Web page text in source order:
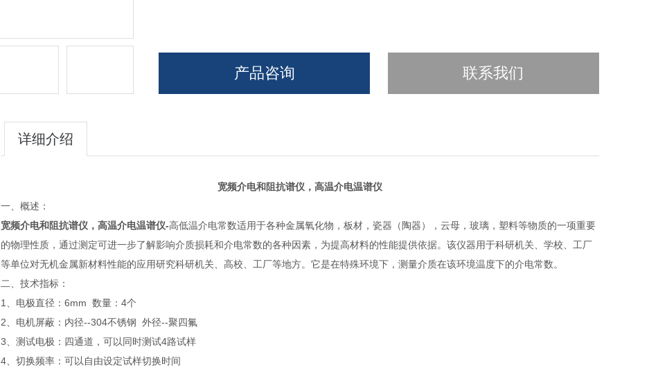
产品咨询 联系我们
详细介绍
宽频介电和阻抗谱仪，高温介电温谱仪
一、概述：
宽频介电和阻抗谱仪，高温介电温谱仪-高低温介电常数适用于各种金属氧化物，板材，瓷器（陶器），云母，玻璃，塑料等物质的一项重要
的物理性质，通过测定可进一步了解影响介质损耗和介电常数的各种因素，为提高材料的性能提供依据。该仪器用于科研机关、学校、工厂
等单位对无机金属新材料性能的应用研究科研机关、高校、工厂等地方。它是在特殊环境下，测量介质在该环境温度下的介电常数。
二、技术指标：
1、电极直径：6mm 数量：4个
2、电机屏蔽：内径--304不锈钢 外径--聚四氟
3、测试电极：四通道，可以同时测试4路试样
4、切换频率：可以自由设定试样切换时间